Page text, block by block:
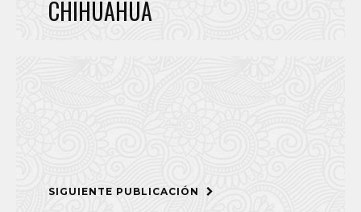
CHIHUAHUA
SIGUIENTE PUBLICACIÓN